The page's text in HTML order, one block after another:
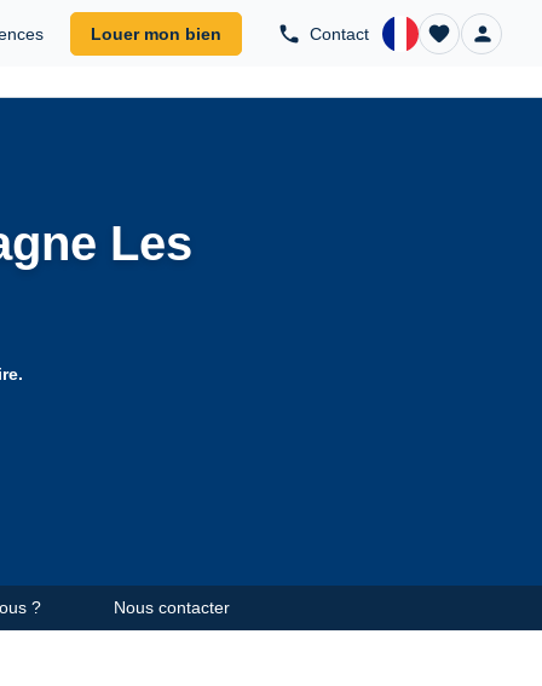
Louer mon bien phone Contact favorite person
Les
? Nous contacter